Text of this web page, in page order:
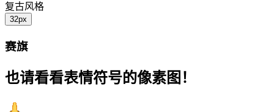
复古风格
32px
赛旗
也请看看表情符号的像素图！